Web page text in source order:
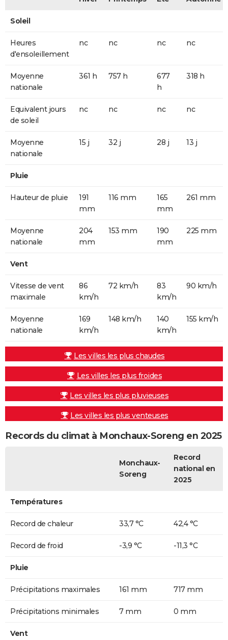
Soleil
Heures
d'ensoleillement
nc nc nc nc
Moyenne
nationale
361 h 757 h
677
h
318 h
Equivalent jours
de soleil
nc nc nc nc
Moyenne
nationale
15 j 32 j 28 j 13 j
Pluie
Hauteur de pluie
191
mm
116 mm
165
mm
261 mm
Moyenne
nationale
204
mm
153 mm
190
mm
225 mm
Vent
Vitesse de vent
maximale
86
km/h
72 km/h
83
km/h
90 km/h
Moyenne
nationale
169
km/h
148 km/h
140
km/h
155 km/h
Les villes les plus chaudes
Les villes les plus froides
Les villes les plus pluvieuses
Les villes les plus venteuses
Records du climat à Monchaux-Soreng en 2025
Monchaux-
Soreng
Record
national en
2025
Températures
Record de chaleur 33,7 °C 42,4 °C
Record de froid -3,9 °C -11,3 °C
Pluie
Précipitations maximales 161 mm 717 mm
Précipitations minimales 7 mm 0 mm
Vent